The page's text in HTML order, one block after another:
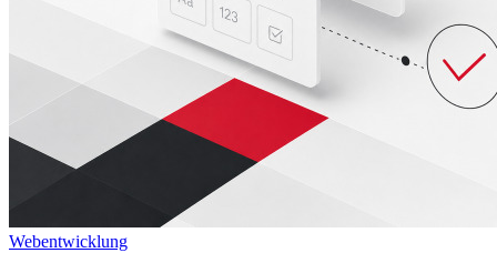
Webentwicklung